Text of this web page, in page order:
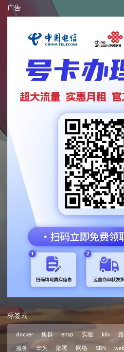
广告
标签云
docker 集群 ensp 实验 k8s
服务
华为 部署 网络 SDN web